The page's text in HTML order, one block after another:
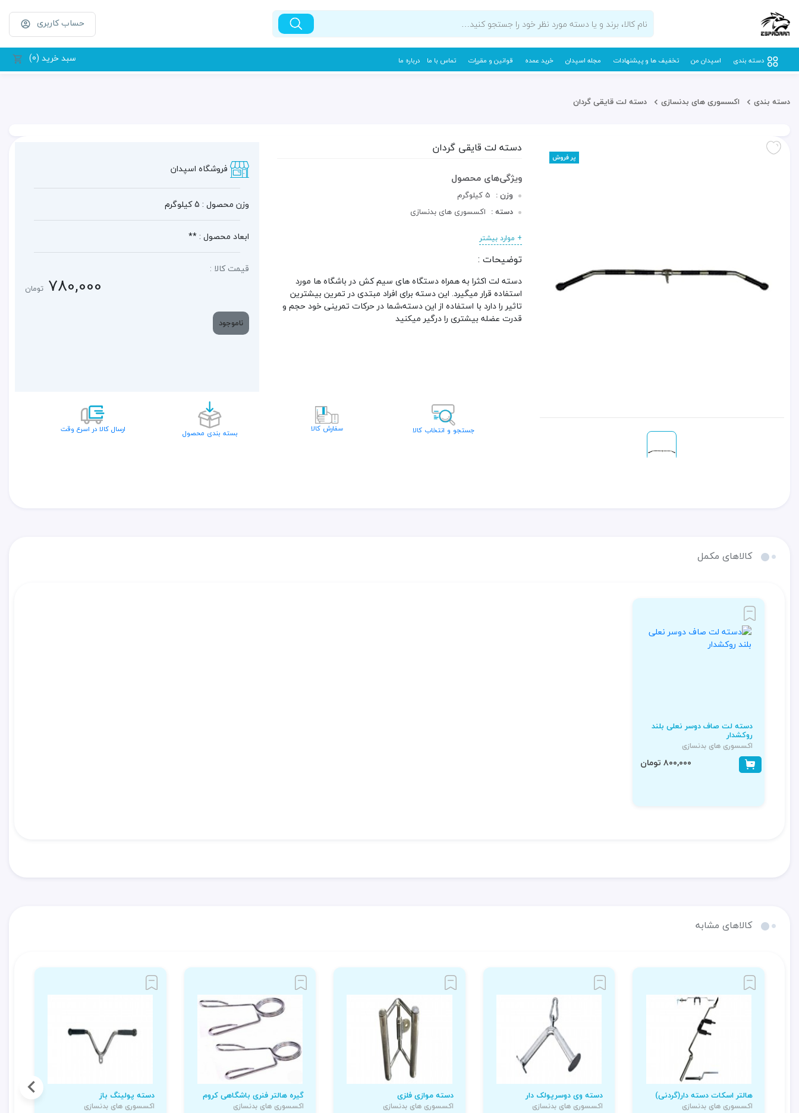
حساب کاربری
دسته بندی اسپدان من تخفیف ها و پیشنهادات مجله اسپدان خرید عمده قوانین و مقررات تماس با ما درباره ما سبد خرید (0)
دسته بندی اکسسوری های بدنسازی دسته لت قایقی گردان
پر فروش
دسته لت قایقی گردان
وزن : 5 کیلوگرم
دسته : اکسسوری های بدنسازی
+ موارد بیشتر
توضیحات :
دسته لت اکثرا به همراه دستگاه های سیم کش در باشگاه ها مورد
استفاده قرار میگیرد. این دسته برای افراد مبتدی در تمرین بیشترین
تاثیر را دارد با استفاده از این دسته،شما در حرکات تمرینی خود حجم و
قدرت عضله بیشتری را درگیر میکنید
فروشگاه اسپدان
وزن محصول : 5 کیلوگرم
ابعاد محصول : **
قیمت کالا :
780,000 تومان
ناموجود
جستجو و انتخاب کالا سفارش کالا بسته بندی محصول ارسال کالا در اسرع وقت
کالاهای مکمل
دسته لت صاف دوسر نعلی بلند
روکشدار
اکسسوری های بدنسازی
۸۰۰,۰۰۰ تومان
کالاهای مشابه
هالتر اسکات دسته دار(گردنی)
اکسسوری های بدنسازی
دسته وی دوسرپولک دار
اکسسوری های بدنسازی
دسته موازی فلزی
اکسسوری های بدنسازی
گیره هالتر فنری باشگاهی کروم
اکسسوری های بدنسازی
دسته پولینگ باز
اکسسوری های بدنسازی